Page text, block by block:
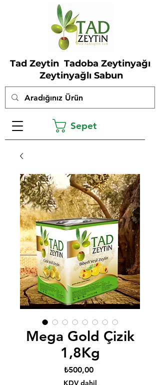
Tad Zeytin Tadoba Zeytinyağı
Zeytinyağlı Sabun
Sepet
Mega Gold Çizik
1,8Kg
₺500,00Fiyat
KDV dahil